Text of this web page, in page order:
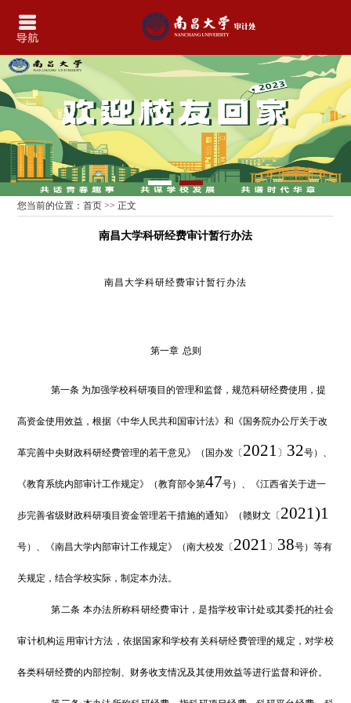
您当前的位置：首页 >> 正文
南昌大学科研经费审计暂行办法
南昌大学科研经费审计暂行办法
第一章 总则
第一条 为加强学校科研项目的管理和监督，规范科研经费使用，提
高资金使用效益，根据《中华人民共和国审计法》和 《 国务院办公厅关于改
革完善中央财政科研经费管理的若干意见》（ 国 办发〔 2021 〕 32号） 、
《教育系统内部审计工作规定》（教育部令第47号）、 《江西省关于进一
步完善省级财政科研项目资金管理若干措施的通知》（赣财文〔 2021)1
号）、 《南昌大学内部审计工作规定》（南大校发〔 2021 〕 38号）等有
关规定，结合学校实际，制定本办法。
第二条 本办法所称科研经费审计，是指学校审计处或其委托的社会
审计机构运用审计方法，依据国家和学校有关科研经费管理的规定，对学校
各类科研经费的内部控制、财务收支情况及其使用效益等进行监督和评价。